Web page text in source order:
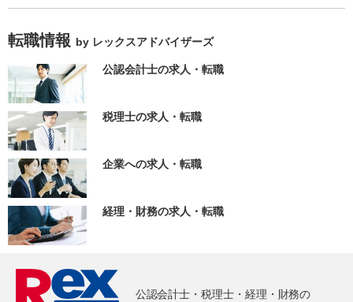
転職情報 by レックスアドバイザーズ
公認会計士の求人・転職
税理士の求人・転職
企業への求人・転職
経理・財務の求人・転職